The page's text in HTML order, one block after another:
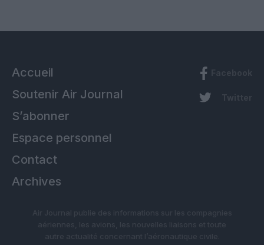
Accueil
Soutenir Air Journal
S’abonner
Espace personnel
Contact
Archives